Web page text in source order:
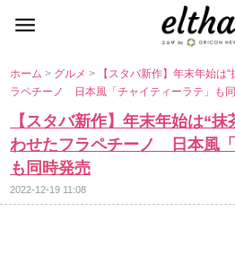
ホーム> グルメ>
【スタバ新作】年末年始は
ラペチーノ 日本風「チャイティーラテ」も
【スタバ新作】年末年始は“
わせたフラペチーノ 日本風「
も同時発売
2022-12-19 11:08